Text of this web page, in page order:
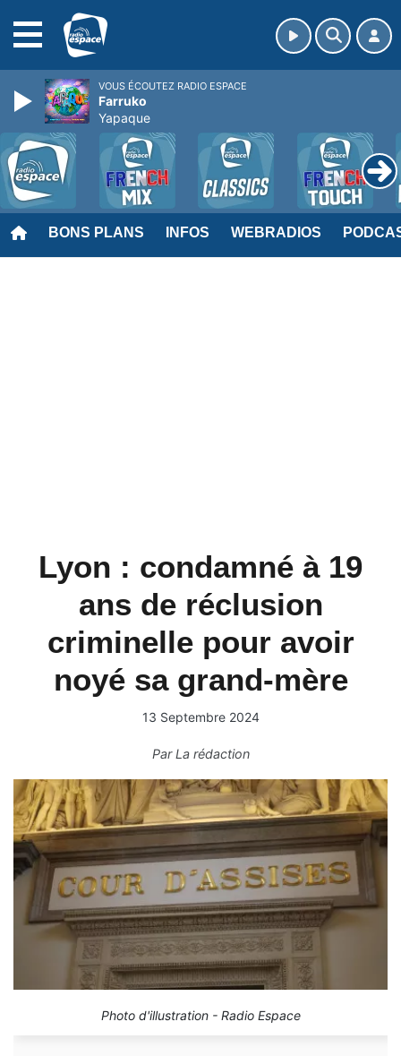
BONS PLANS INFOS WEBRADIOS
Lyon : condamné à 19
ans de réclusion
criminelle pour avoir
noyé sa grand-mère
13 Septembre 2024
ParLa rédaction
Photo d'illustration - Radio Espace
VOUS ÉCOUTEZ RADIO ESPACE
Farruko
Yapaque